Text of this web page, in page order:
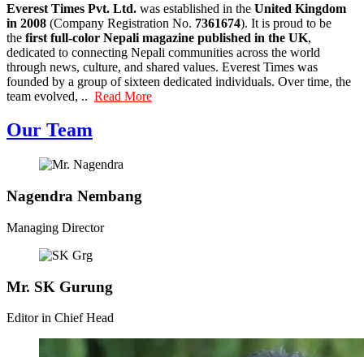
Everest Times Pvt. Ltd. was established in the United Kingdom
in 2008 (Company Registration No. 7361674). It is proud to be
the first full-color Nepali magazine published in the UK,
dedicated to connecting Nepali communities across the world
through news, culture, and shared values. Everest Times was
founded by a group of sixteen dedicated individuals. Over time, the
team evolved, .. Read More
Our Team
Nagendra Nembang
Managing Director
Mr. SK Gurung
Editor in Chief Head